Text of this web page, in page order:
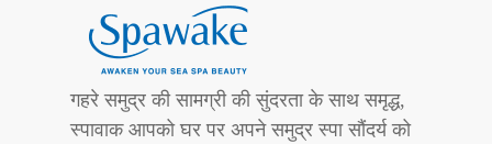
गहरे समुद्र की सामग्री की सुंदरता के साथ समृद्ध,
स्पावाक आपको घर पर अपने समुद्र स्पा सौंदर्य को